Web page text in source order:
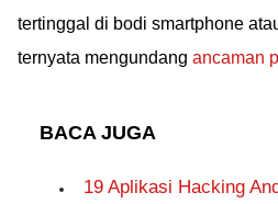
tertinggal di bodi smartphone
ternyata mengundang ancaman
BACA JUGA
19 Aplikasi Hacking